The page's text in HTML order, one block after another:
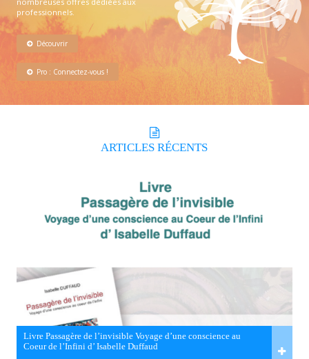
professionnels.
Découvrir
Pro : Connectez-vous !
ARTICLES RÉCENTS
Livre Passagère de l’invisible Voyage d’une conscience au
Coeur de l’Infini d’ Isabelle Duffaud